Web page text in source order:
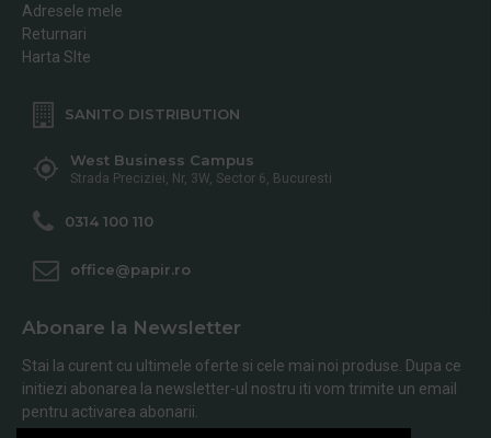
Adresele mele
Returnari
Harta SIte
SANITO DISTRIBUTION
West Business Campus
Strada Preciziei, Nr, 3W, Sector 6, Bucuresti
0314 100 110
office@papir.ro
Abonare la Newsletter
Stai la curent cu ultimele oferte si cele mai noi produse. Dupa ce
initiezi abonarea la newsletter-ul nostru iti vom trimite un email
pentru activarea abonarii.